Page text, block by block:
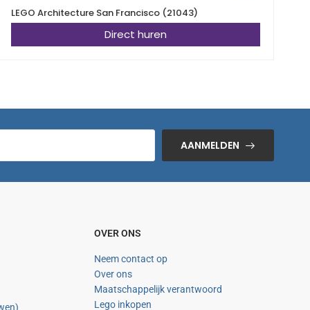
LEGO Architecture San Francisco (21043)
Direct huren
AANMELDEN
OVER ONS
Neem contact op
Over ons
Maatschappelijk verantwoord
Lego inkopen